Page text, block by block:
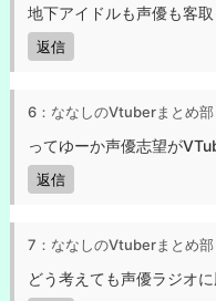
地下アイドルも声優も客
返信
6：ななしのVtuberまとめ部
ってゆーか声優志望が
返信
7：ななしのVtuberまとめ部
どう考えても声優ラジオ